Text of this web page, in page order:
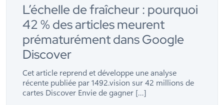
L’échelle de fraîcheur : pourquoi
42 % des articles meurent
prématurément dans Google
Discover
Cet article reprend et développe une analyse
récente publiée par 1492.vision sur 42 millions de
cartes Discover Envie de gagner […]